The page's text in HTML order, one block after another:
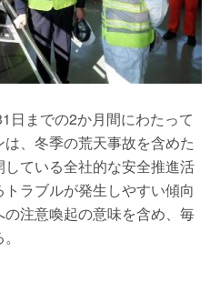
日までの2か月間にわたって
、冬季の荒天事故を含めた
ている全社的な安全推進活
ラブルが発生しやすい傾向
注意喚起の意味を含め、毎